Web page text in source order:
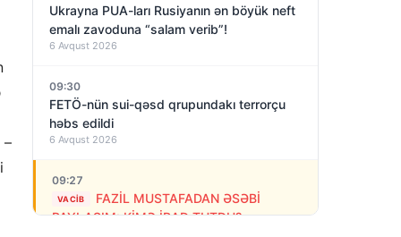
–
Ukrayna PUA-ları Rusiyanın ən böyük neft
emalı zavoduna “salam verib”!
6 Avqust 2026
09:30
FETÖ-nün sui-qəsd qrupundakı terrorçu
həbs edildi
6 Avqust 2026
09:27
VACIB
FAZİL MUSTAFADAN ƏSƏBİ
PAYLAŞIM: KİMƏ İRAD TUTDU?